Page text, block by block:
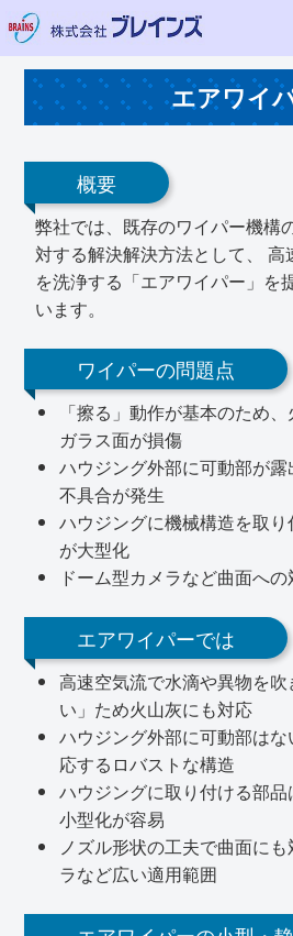
エアワイ
概要
弊社では、既存のワイパー機構
対する解決解決方法として、
を洗浄する「エアワイパー」を
います。
ワイパーの問題点
「擦る」動作が基本のため
ガラス面が損傷
ハウジング外部に可動部が
不具合が発生
ハウジングに機械構造を取
が大型化
ドーム型カメラなど曲面へ
エアワイパーでは
高速空気流で水滴や異物を
い」ため火山灰にも対応
ハウジング外部に可動部は
応するロバストな構造
ハウジングに取り付ける部
小型化が容易
ノズル形状の工夫で曲面に
ラなど広い適用範囲